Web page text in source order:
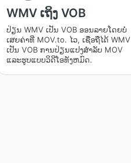
WMV ເຖິງ VOB
ປ່ຽນ WMV ເປັນ VOB ອອນລາຍໂດຍບໍ່
ເສຍຄ່າທີ່ MOV.to. ໄວ, ເຊື່ອຖືໄດ້ WMV
ເປັນ VOB ການປ່ຽນແປງສໍາລັບ MOV
ແລະຮູບແບບວິດີໂອທັງຫມົດ.